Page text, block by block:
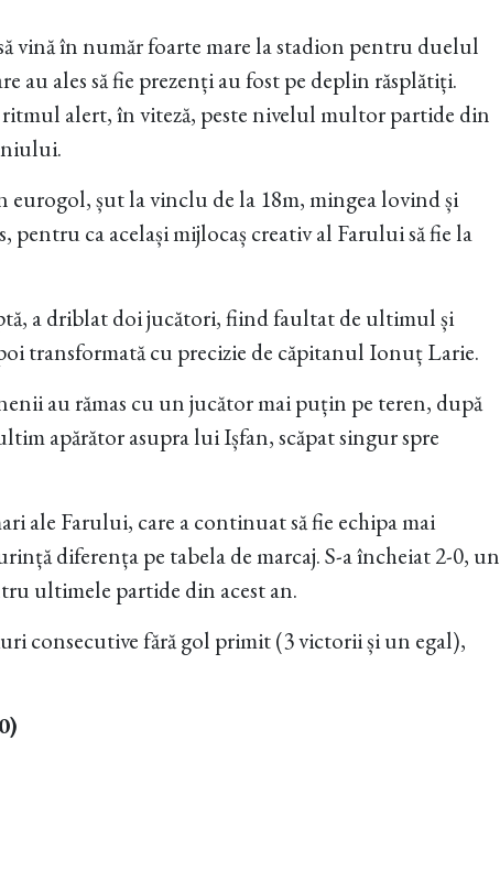
vină în număr foarte mare la stadion pentru duelul
au ales să fie prezenți au fost pe deplin răsplătiți.
alert, în viteză, peste nivelul multor partide din
șut la vinclu de la 18m, mingea lovind și
ca același mijlocaș creativ al Farului să fie la
a driblat doi jucători, fiind faultat de ultimul și
transformată cu precizie de căpitanul Ionuț Larie.
au rămas cu un jucător mai puțin pe teren, după
apărător asupra lui Ișfan, scăpat singur spre
ale Farului, care a continuat să fie echipa mai
diferența pe tabela de marcaj. S-a încheiat 2-0, un
ultimele partide din acest an.
consecutive fără gol primit (3 victorii și un egal),